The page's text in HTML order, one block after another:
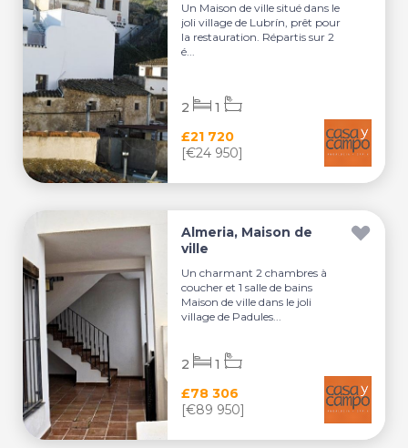
Un Maison de ville situé dans le
joli village de Lubrín, prêt pour
la restauration. Répartis sur 2
é...
£21 720
[€24 950]
2 1
Almeria, Maison de
ville
Un charmant 2 chambres à
coucher et 1 salle de bains
Maison de ville dans le joli
village de Padules...
£78 306
[€89 950]
2 1